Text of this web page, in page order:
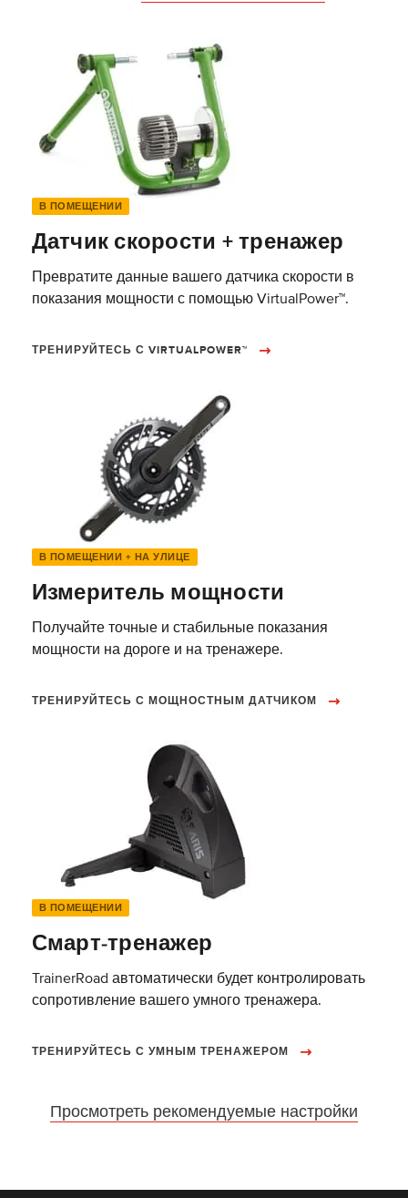
В ПОМЕЩЕНИИ
Датчик скорости + тренажер
Превратите данные вашего датчика скорости в
показания мощности с помощью VirtualPower™.
ТРЕНИРУЙТЕСЬ С VIRTUALPOWER™
В ПОМЕЩЕНИИ + НА УЛИЦЕ
Измеритель мощности
Получайте точные и стабильные показания
мощности на дороге и на тренажере.
ТРЕНИРУЙТЕСЬ С МОЩНОСТНЫМ ДАТЧИКОМ
В ПОМЕЩЕНИИ
Смарт-тренажер
TrainerRoad автоматически будет контролировать
сопротивление вашего умного тренажера.
ТРЕНИРУЙТЕСЬ С УМНЫМ ТРЕНАЖЕРОМ
Просмотреть рекомендуемые настройки